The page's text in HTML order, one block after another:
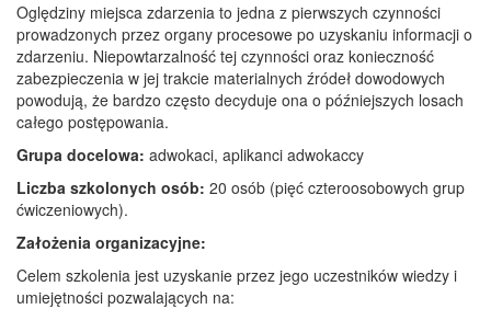
Oględziny miejsca zdarzenia to jedna z pierwszych czynności
prowadzonych przez organy procesowe po uzyskaniu informacji o
zdarzeniu. Niepowtarzalność tej czynności oraz konieczność
zabezpieczenia w jej trakcie materialnych źródeł dowodowych
powodują, że bardzo często decyduje ona o późniejszych losach
całego postępowania.
Grupa docelowa: adwokaci, aplikanci adwokaccy
Liczba szkolonych osób: 20 osób (pięć czteroosobowych grup
ćwiczeniowych).
Założenia organizacyjne:
Celem szkolenia jest uzyskanie przez jego uczestników wiedzy i
umiejętności pozwalających na: